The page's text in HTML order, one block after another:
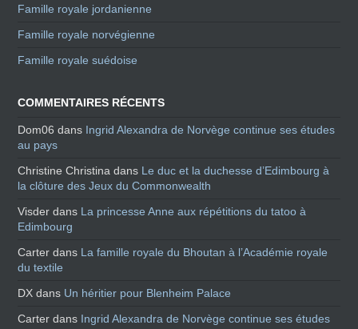
Famille royale jordanienne
Famille royale norvégienne
Famille royale suédoise
COMMENTAIRES RÉCENTS
Dom06 dans Ingrid Alexandra de Norvège continue ses études
au pays
Christine Christina dans Le duc et la duchesse d’Edimbourg à
la clôture des Jeux du Commonwealth
Visder dans La princesse Anne aux répétitions du tatoo à
Edimbourg
Carter dans La famille royale du Bhoutan à l’Académie royale
du textile
DX dans Un héritier pour Blenheim Palace
Carter dans Ingrid Alexandra de Norvège continue ses études